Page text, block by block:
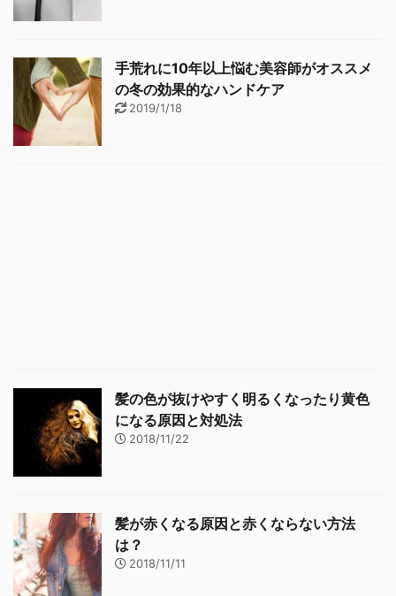
手荒れに10年以上悩む美容師がオススメ
の冬の効果的なハンドケア
2019/1/18
髪の色が抜けやすく明るくなったり黄色
になる原因と対処法
2018/11/22
髪が赤くなる原因と赤くならない方法
は？
2018/11/11